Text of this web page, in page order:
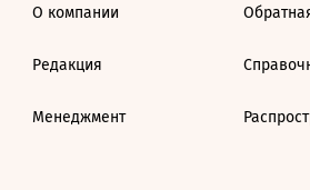
О компании
Редакция
Менеджмент